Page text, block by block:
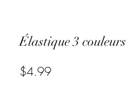
Élastique 3 couleurs
$4.99Price